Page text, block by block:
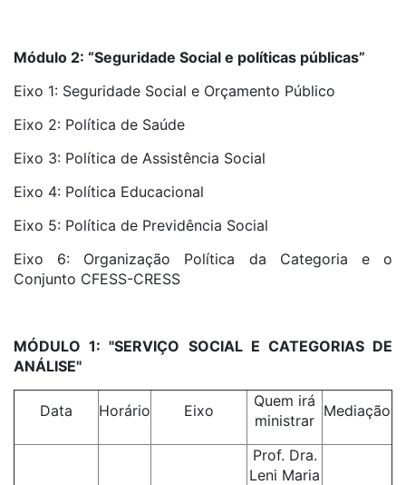
Módulo 2: “Seguridade Social e políticas públicas”
Eixo 1: Seguridade Social e Orçamento Público
Eixo 2: Política de Saúde
Eixo 3: Política de Assistência Social
Eixo 4: Política Educacional
Eixo 5: Política de Previdência Social
Eixo 6: Organização Política da Categoria e o
Conjunto CFESS-CRESS
MÓDULO 1: "SERVIÇO SOCIAL E CATEGORIAS DE
ANÁLISE"
Data Horário Eixo
Quem irá
ministrar
Mediação
Prof. Dra.
Leni Maria